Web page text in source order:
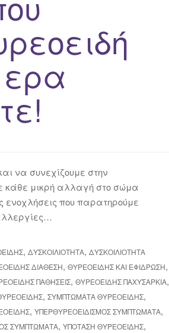
να συνεχίζουμε στην
κάθε μικρή αλλαγή στο σώμα
ενοχλήσεις που παρατηρούμε
, ΔΥΣΚΟΙΛΙΌΤΗΤΑ, ΔΥΣΚΟΙΛΙΌΤΗΤΑ
ΔΙΆΘΕΣΗ, ΘΥΡΕΟΕΙΔΉΣ ΚΑΙ ΕΦΊΔΡΩΣΗ,
ΠΑΘΉΣΕΙΣ, ΘΥΡΕΟΕΙΔΉΣ ΠΑΧΥΣΑΡΚΊΑ,
, ΣΥΜΠΤΏΜΑΤΑ ΘΥΡΕΟΕΙΔΉΣ,
, ΥΠΕΡΘΥΡΕΟΕΙΔΙΣΜΌΣ ΣΥΜΠΤΏΜΑΤΑ,
ΣΥΜΠΤΏΜΑΤΑ, ΥΠΌΤΑΣΗ ΘΥΡΕΟΕΙΔΉΣ,